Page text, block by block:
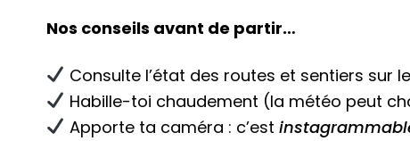
Nos conseils avant de partir…
Consulte l’état des routes et sentiers sur
Habille-toi chaudement (la météo peut
Apporte ta caméra : c’est